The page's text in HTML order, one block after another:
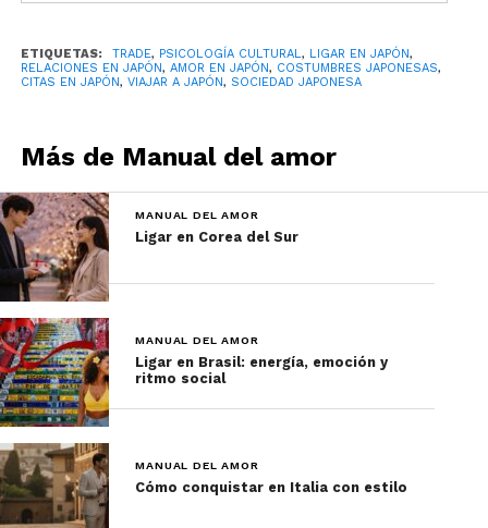
Mensajes sin ansiedad
Coincidencias repetidas
En Japón, incluirte en la rutina es una señal más
3. El silencio también
comunica
ETIQUETAS: TRADE, PSICOLOGÍA CULTURAL, LIGAR EN JAPÓN,
RELACIONES EN JAPÓN, AMOR EN JAPÓN, COSTUMBRES JAPONESAS,
CITAS EN JAPÓN, VIAJAR A JAPÓN, SOCIEDAD JAPONESA
Más de Manual del amor
MANUAL DEL AMOR
Ligar en Corea del Sur
MANUAL DEL AMOR
Ligar en Brasil: energía, emoción y
ritmo social
MANUAL DEL AMOR
Cómo conquistar en Italia con estilo